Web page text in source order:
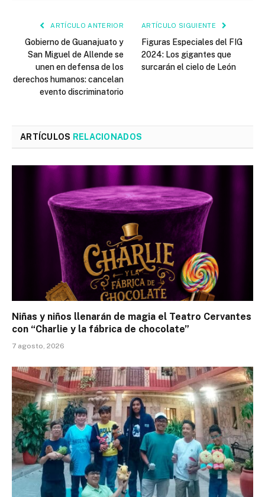
ARTÍCULO ANTERIOR
Gobierno de Guanajuato y
San Miguel de Allende se
unen en defensa de los
derechos humanos: cancelan
evento discriminatorio
ARTÍCULO SIGUIENTE
Figuras Especiales del FIG
2024: Los gigantes que
surcarán el cielo de León
ARTÍCULOS RELACIONADOS
Niñas y niños llenarán de magia el Teatro Cervantes
con “Charlie y la fábrica de chocolate”
7 agosto, 2026